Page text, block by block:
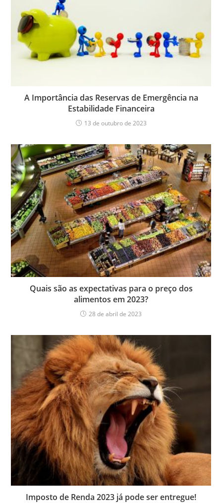
A Importância das Reservas de Emergência na
Estabilidade Financeira
13 de outubro de 2023
Quais são as expectativas para o preço dos
alimentos em 2023?
28 de abril de 2023
Imposto de Renda 2023 já pode ser entregue!